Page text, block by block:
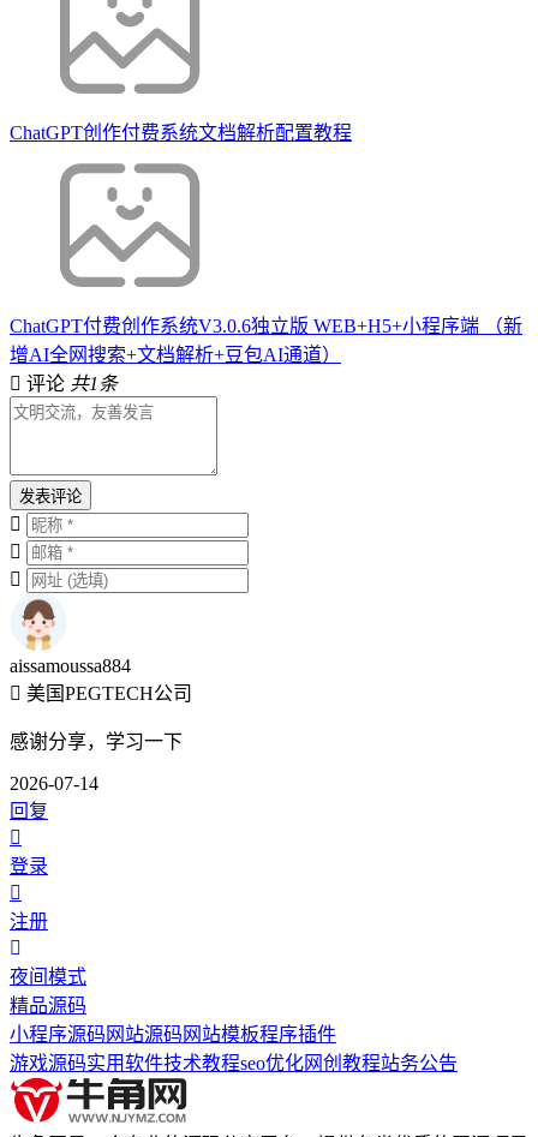
ChatGPT创作付费系统文档解析配置教程
ChatGPT付费创作系统V3.0.6独立版 WEB+H5+小程序端 （新
增AI全网搜索+文档解析+豆包AI通道）
评论 共1条
发表评论
aissamoussa884
美国PEGTECH公司
感谢分享，学习一下
2026-07-14
回复
登录
注册
夜间模式
精品源码
小程序源码 网站源码 网站模板程序插件
游戏源码实用软件技术教程seo优化网创教程站务公告